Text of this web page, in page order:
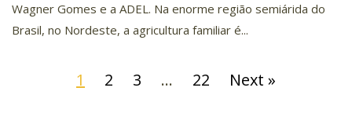
Wagner Gomes e a ADEL. Na enorme região semiárida do
Brasil, no Nordeste, a agricultura familiar é...
1 2 3 … 22 Next »